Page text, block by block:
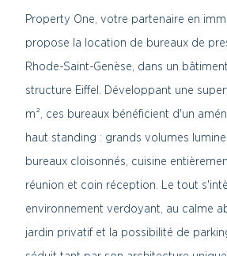
Property One, votre partenaire en
propose la location de bureaux de
Rhode-Saint-Genèse, dans un
structure Eiffel. Développant une
m², ces bureaux bénéficient d'un
haut standing : grands volumes
bureaux cloisonnés, cuisine
réunion et coin réception. Le tout
environnement verdoyant, au calme
jardin privatif et la possibilité de